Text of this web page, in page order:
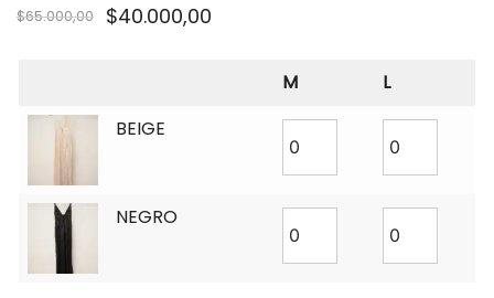
$65.000,00 $40.000,00
M
L
BEIGE
NEGRO